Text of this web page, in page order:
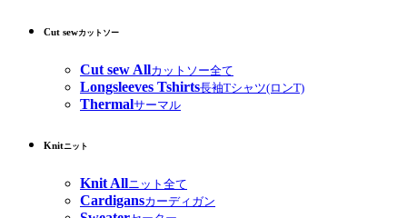
Cut sewカットソー
Cut sew Allカットソー全て
Longsleeves Tshirts長袖Tシャツ(ロンT)
Thermalサーマル
Knitニット
Knit Allニット全て
Cardigansカーディガン